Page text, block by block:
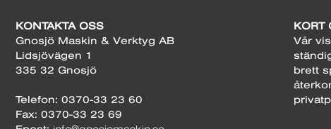
KONTAKTA OSS
Gnosjö Maskin & Verktyg AB
Lidsjövägen 1
335 32 Gnosjö
Telefon: 0370-33 23 60
Fax: 0370-33 23 69
KORT
Vår
brett